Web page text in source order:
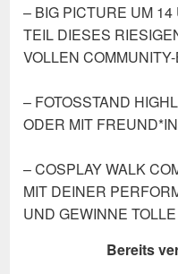
– BIG PICTURE UM
TEIL DIESES
VOLLEN
– FOTOSSTAND
ODER MIT
– COSPLAY WALK
MIT DEINER
UND GEWINNE
Bereits